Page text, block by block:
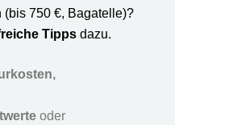
750 €, Bagatelle)?
Tipps dazu.
oder